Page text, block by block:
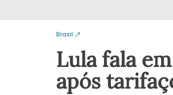
Brasil
Lula fala
após